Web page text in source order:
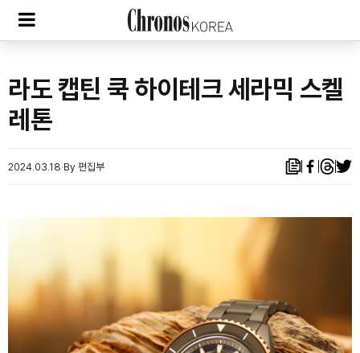
라도 캡틴 쿡 하이테크 세라믹 스켈
레톤
2024.03.18 By 편집부